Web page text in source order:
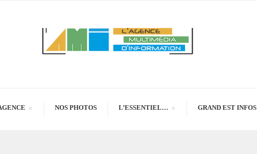
NOS PHOTOS L’ESSENTIEL… GRAND EST INFOS